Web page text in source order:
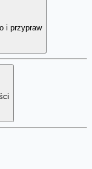
i przypraw